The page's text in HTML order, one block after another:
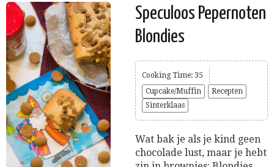
Speculoos Pepernoten
Blondies
Cooking Time: 35
Cupcake/Muffin
Recepten
Sinterklaas
Wat bak je als je kind geen
chocolade lust, maar je hebt